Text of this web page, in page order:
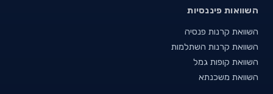
השוואות פיננסיות
השוואת קרנות פנסיה
השוואת קרנות השתלמות
השוואת קופות גמל
השוואת משכנתא